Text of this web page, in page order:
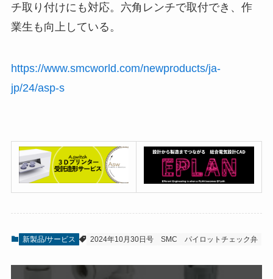
チ取り付けにも対応。六角レンチで取付でき、作
業生も向上している。
https://www.smcworld.com/newproducts/ja-
jp/24/asp-s
新製品/サービス 2024年10月30日号 SMC パイロットチェック弁